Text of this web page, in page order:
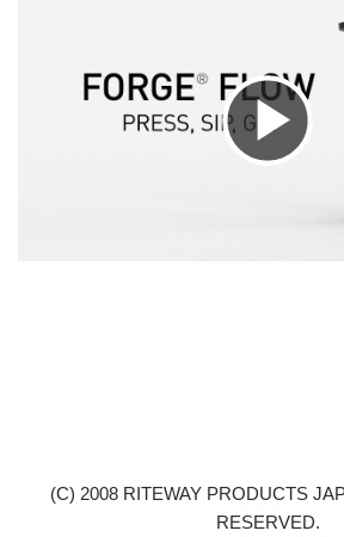
Play
(C) 2008 RITEWAY PRODUCTS
RESERVED.